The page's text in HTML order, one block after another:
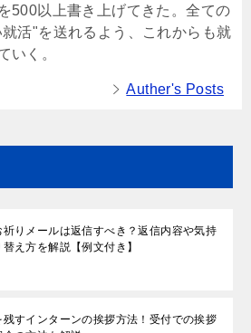
500以上書き上げてきた。全ての
活"を送れるよう、これからも就
いく。
Auther's Posts
祈りメールは返信すべき？返信内容や気持
え方を解説【例文付き】
残すインターンの挨拶方法！受付での挨拶